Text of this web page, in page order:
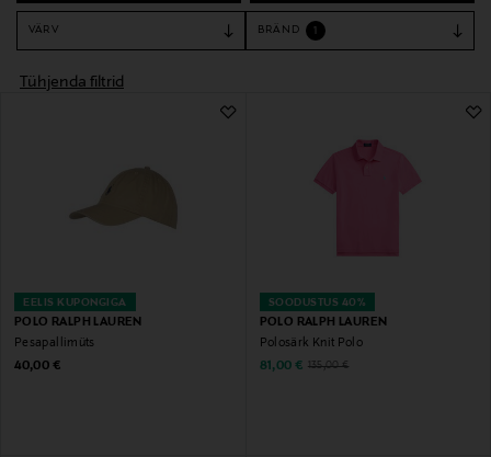
VÄRV BRÄND
Tühjenda filtrid
EELIS KUPONGIGA
POLO RALPH LAUREN
Pesapallimüts
Original Price
40,00 €
SOODUSTUS 40%
POLO RALPH LAUREN
Polosärk Knit Polo
Discounted Price
81,00 € Original Price
135,00 €